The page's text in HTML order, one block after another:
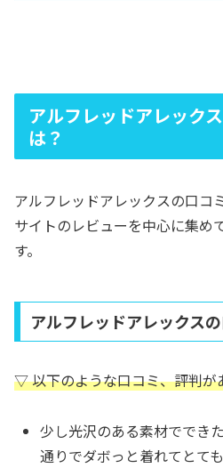
アルフレッドアレック
は？
アルフレッドアレックスの口コ
サイトのレビューを中心に集め
す。
アルフレッドアレックス
▽ 以下のような口コミ、評判が
少し光沢のある素材ででき
通りでダボっと着れてとても